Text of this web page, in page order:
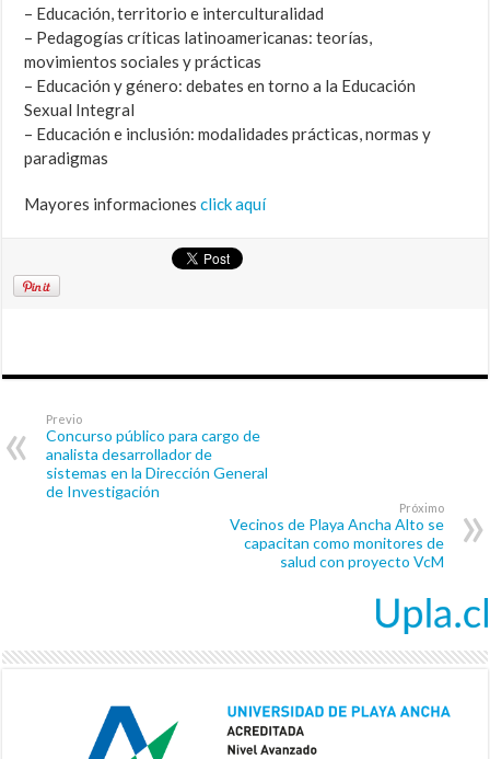
– Educación, territorio e interculturalidad
– Pedagogías críticas latinoamericanas: teorías,
movimientos sociales y prácticas
– Educación y género: debates en torno a la Educación
Sexual Integral
– Educación e inclusión: modalidades prácticas, normas y
paradigmas
Mayores informacionesclick aquí
Previo
Concurso público para cargo de
analista desarrollador de
sistemas en la Dirección General
de Investigación
Próximo
Vecinos de Playa Ancha Alto se
capacitan como monitores de
salud con proyecto VcM